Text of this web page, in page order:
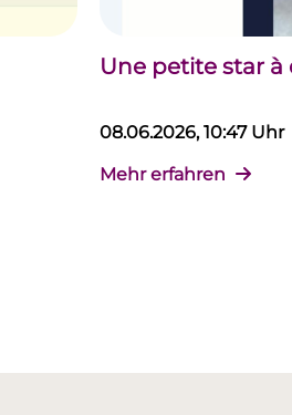
Une petite star
08.06.2026, 10:47 Uhr
Mehr erfahren